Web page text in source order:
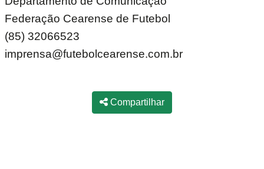
Federação Cearense de Futebol
(85) 32066523
imprensa@futebolcearense.com.br
Compartilhar